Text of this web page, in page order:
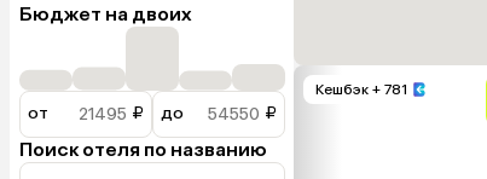
Бюджет на двоих
от ₽ до ₽
Поиск отеля по названию
Кешбэк + 781